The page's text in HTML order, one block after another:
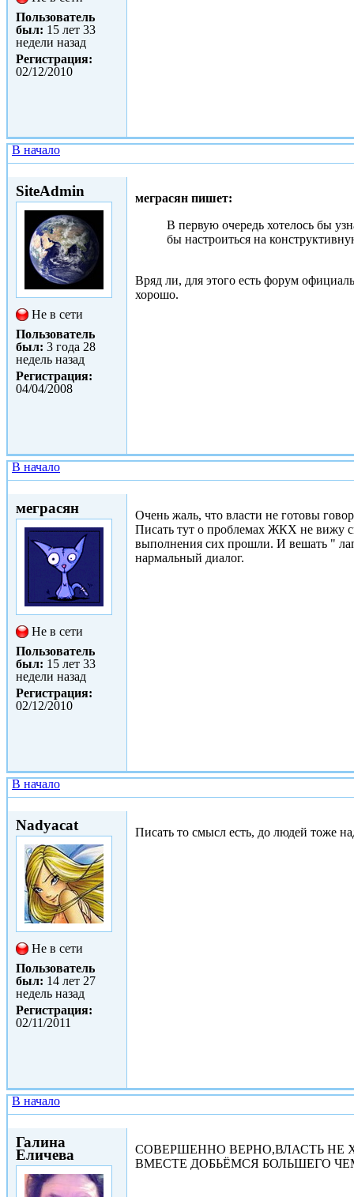
Пользователь
был: 15 лет 33
недели назад
Регистрация:
02/12/2010
В начало
SiteAdmin
Не в сети
Пользователь
был: 3 года 28
недель назад
Регистрация:
04/04/2008
меграсян пишет:
В первую очередь хотелось бы
бы настроиться на
Вряд ли, для этого есть форум
хорошо.
В начало
меграсян
Не в сети
Пользователь
был: 15 лет 33
недели назад
Регистрация:
02/12/2010
Очень жаль, что власти не готовы
Писать тут о проблемах ЖКХ не вижу
выполнения сих прошли. И вешать "
нармальный диалог.
В начало
Nadyacat
Не в сети
Пользователь
был: 14 лет 27
недель назад
Регистрация:
02/11/2011
Писать то смысл есть, до людей тоже
В начало
Галина
Еличева
СОВЕРШЕННО ВЕРНО,ВЛАСТЬ НЕ
ВМЕСТЕ ДОБЬЁМСЯ БОЛЬШЕГО